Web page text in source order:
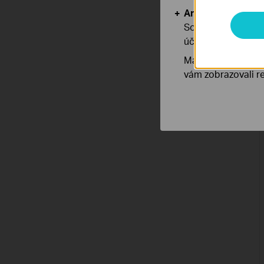
Analytické a
Soubory cookie
účelem zlepšení
Marketingové
vám zobrazovali